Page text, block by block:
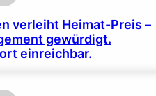
verleiht Heimat-Preis –
gewürdigt.
einreichbar.